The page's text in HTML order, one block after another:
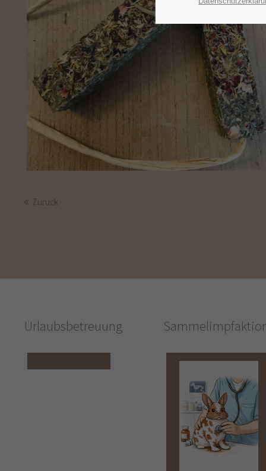
Zurück
Urlaubsbetreuung